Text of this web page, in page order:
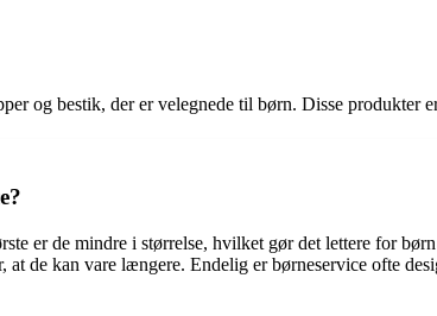
og bestik, der er velegnede til børn. Disse
er de mindre i størrelse, hvilket gør det lettere for
de kan vare længere. Endelig er børneservice ofte